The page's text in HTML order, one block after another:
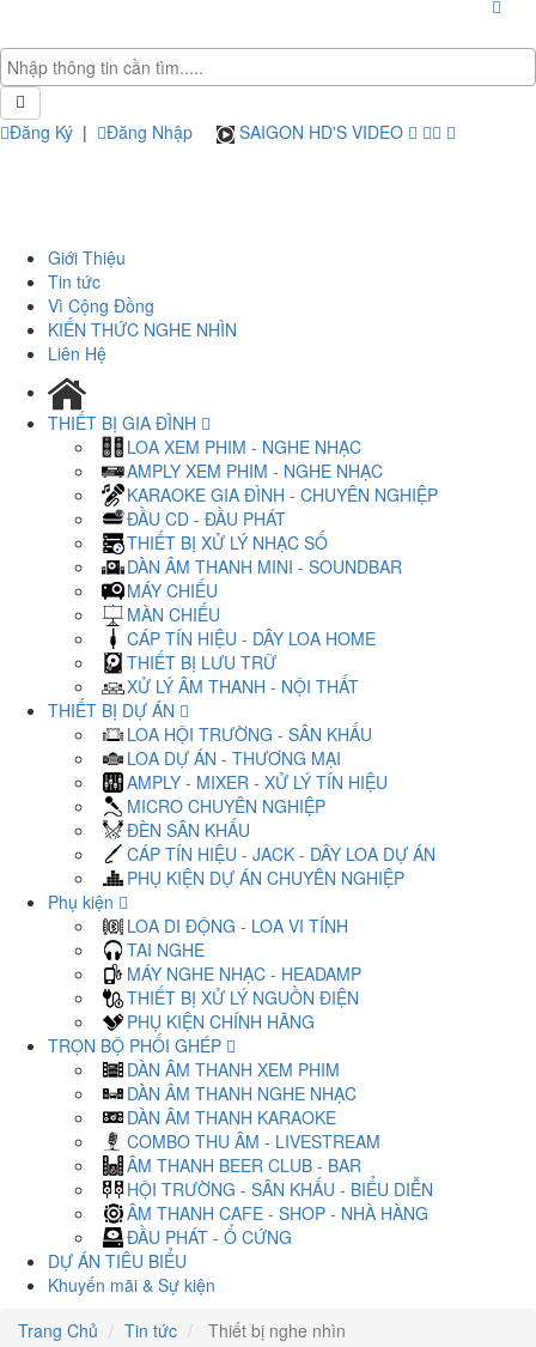
Đăng Ký | Đăng Nhập SAIGON HD'S VIDEO
Giới Thiệu
Tin tức
Vì Cộng Đồng
KIẾN THỨC NGHE NHÌN
Liên Hệ
THIẾT BỊ GIA ĐÌNH
LOA XEM PHIM - NGHE NHẠC
AMPLY XEM PHIM - NGHE NHẠC
KARAOKE GIA ĐÌNH - CHUYÊN NGHIỆP
ĐẦU CD - ĐẦU PHÁT
THIẾT BỊ XỬ LÝ NHẠC SỐ
DÀN ÂM THANH MINI - SOUNDBAR
MÁY CHIẾU
MÀN CHIẾU
CÁP TÍN HIỆU - DÂY LOA HOME
THIẾT BỊ LƯU TRỮ
XỬ LÝ ÂM THANH - NỘI THẤT
THIẾT BỊ DỰ ÁN
LOA HỘI TRƯỜNG - SÂN KHẤU
LOA DỰ ÁN - THƯƠNG MẠI
AMPLY - MIXER - XỬ LÝ TÍN HIỆU
MICRO CHUYÊN NGHIỆP
ĐÈN SÂN KHẤU
CÁP TÍN HIỆU - JACK - DÂY LOA DỰ ÁN
PHỤ KIỆN DỰ ÁN CHUYÊN NGHIỆP
Phụ kiện
LOA DI ĐỘNG - LOA VI TÍNH
TAI NGHE
MÁY NGHE NHẠC - HEADAMP
THIẾT BỊ XỬ LÝ NGUỒN ĐIỆN
PHỤ KIỆN CHÍNH HÃNG
TRỌN BỘ PHỐI GHÉP
DÀN ÂM THANH XEM PHIM
DÀN ÂM THANH NGHE NHẠC
DÀN ÂM THANH KARAOKE
COMBO THU ÂM - LIVESTREAM
ÂM THANH BEER CLUB - BAR
HỘI TRƯỜNG - SÂN KHẤU - BIỂU DIỄN
ÂM THANH CAFE - SHOP - NHÀ HÀNG
ĐẦU PHÁT - Ổ CỨNG
DỰ ÁN TIÊU BIỂU
Khuyến mãi & Sự kiện
Trang Chủ
Tin tức Thiết bị nghe nhìn